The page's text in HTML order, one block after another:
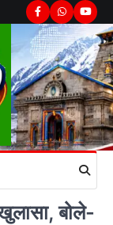
Facebook
Whatsapp
बोले-